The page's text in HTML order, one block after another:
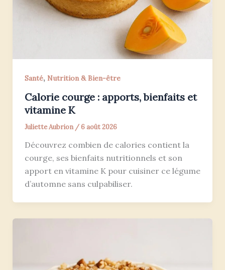
Santé, Nutrition & Bien-être
Calorie courge : apports, bienfaits et
vitamine K
Juliette Aubrion /6 août 2026
Découvrez combien de calories contient la
courge, ses bienfaits nutritionnels et son
apport en vitamine K pour cuisiner ce légume
d’automne sans culpabiliser.